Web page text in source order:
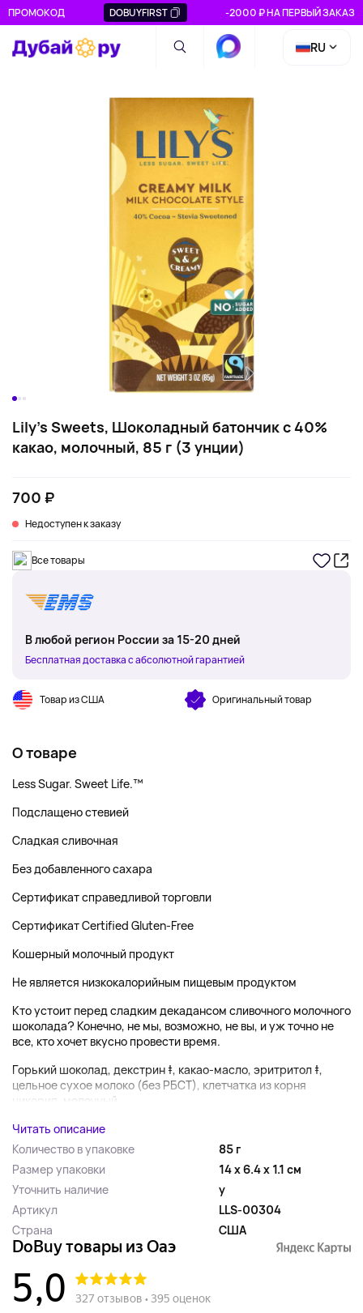
ПРОМОКОД DOBUYFIRST -2000 ₽ НА ПЕРВЫЙ ЗАКАЗ
RU
Lily's Sweets, Шоколадный батончик с 40%
какао, молочный, 85 г (3 унции)
700 ₽
Недоступен к заказу
Все товары
В любой регион России за 15-20 дней
Бесплатная доставка с абсолютной гарантией
Товар из США Оригинальный товар
О товаре
Less Sugar. Sweet Life.™
Подслащено стевией
Сладкая сливочная
Без добавленного сахара
Сертификат справедливой торговли
Сертификат Certified Gluten-Free
Кошерный молочный продукт
Не является низкокалорийным пищевым продуктом
Кто устоит перед сладким декадансом сливочного молочного
шоколада? Конечно, не мы, возможно, не вы, и уж точно не
все, кто хочет вкусно провести время.
Горький шоколад, декстрин ‡, какао-масло, эритритол ‡,
цельное сухое молоко (без РБСТ), клетчатка из корня
цикория, молочный...
Читать описание
Количество в упаковке
85 г
Размер упаковки
14 x 6.4 x 1.1 см
Уточнить наличие
y
Артикул
LLS-00304
Страна
США